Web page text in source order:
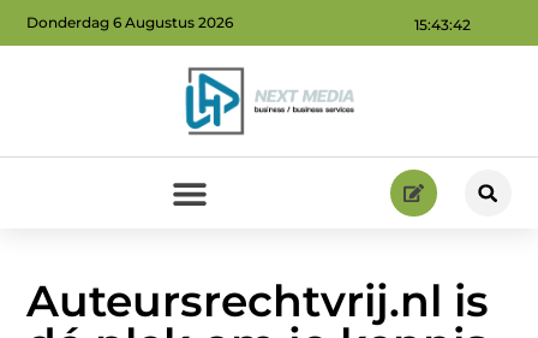
15:43:43
Donderdag 6 Augustus 2026
Auteursrechtvrij.nl is